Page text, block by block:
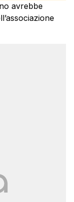
avrebbe